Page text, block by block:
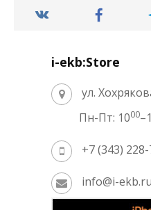
i-ekb:Store
ул.
Пн-Пт: 1000
+7 (343)
info@i-ekb.ru